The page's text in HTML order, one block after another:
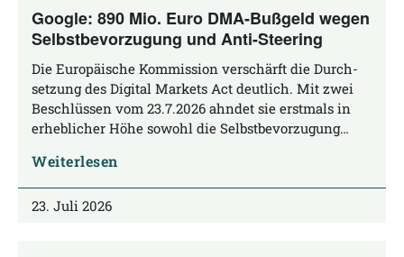
Google: 890 Mio. Euro DMA-Bußgeld wegen
Selbstbevorzugung und Anti-Steering
Die Euro­päi­sche Kom­mis­si­on ver­schärft die Durch­
set­zung des Digi­tal Mar­kets Act deut­lich. Mit zwei
Beschlüs­sen vom 23.7.2026 ahn­det sie erst­mals in
erheb­li­cher Höhe sowohl die Selbstbevorzugung…
Weiterlesen
23. Juli 2026